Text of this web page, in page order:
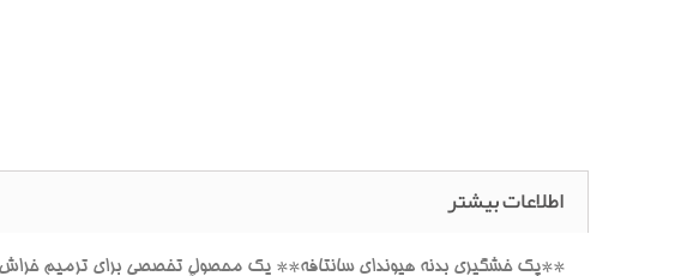
اطلاعات بیشتر
**پک خشگيري بدنه هيونداي سانتافه** يک محصول تخصصي براي ترميم